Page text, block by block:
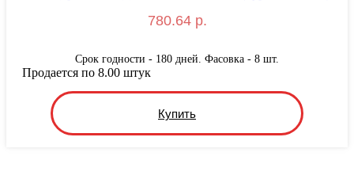
780.64 р.
Срок годности - 180 дней. Фасовка - 8 шт.
Купить
Продается по 8.00 штук